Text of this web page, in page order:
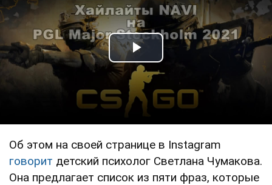
Play Video
Об этом на своей странице в Instagram
говорит детский психолог Светлана Чумакова.
Она предлагает список из пяти фраз, которые